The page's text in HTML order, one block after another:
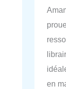
en